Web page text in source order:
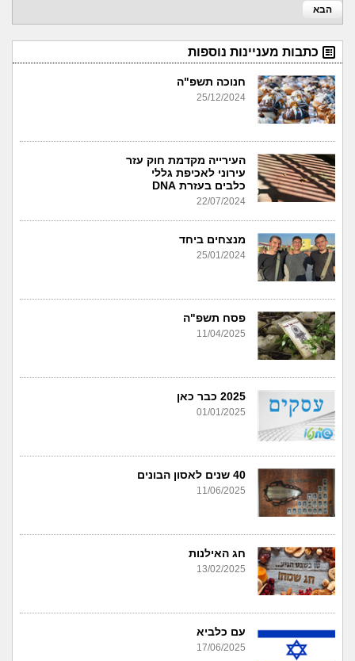
הבא
כתבות מעניינות נוספות
חנוכה תשפ"ה
25/12/2024
העירייה מקדמת חוק עזר
עירוני לאכיפת גללי
כלבים בעזרת DNA
22/07/2024
מנצחים ביחד
25/01/2024
פסח תשפ"ה
11/04/2025
2025 כבר כאן
01/01/2025
40 שנים לאסון הבונים
11/06/2025
חג האילנות
13/02/2025
עם כלביא
17/06/2025